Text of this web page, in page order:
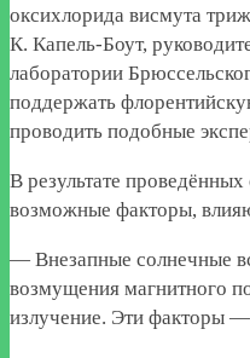
оксихлорида висмута
К. Капель-Боут,
лаборатории
поддержать
проводить подобные
В результате
возможные факторы,
— Внезапные солнечные
возмущения магнитного
излучение. Эти факторы